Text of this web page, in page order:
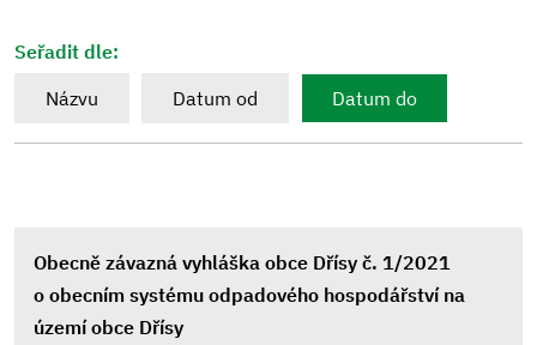
Seřadit dle:
Názvu
Datum od Datum do
Obecně závazná vyhláška obce Dřísy č. 1/2021
o obecním systému odpadového hospodářství na
území obce Dřísy